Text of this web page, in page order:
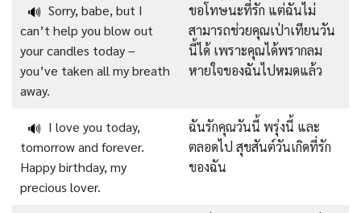
🔊 Sorry, babe, but I
can’t help you blow out
your candles today –
you’ve taken all my breath
away.
ขอโทษนะที่รัก แต่ฉันไม่
สามารถช่วยคุณเป่าเทียนวัน
นี้ได้ เพราะคุณได้พรากลม
หายใจของฉันไปหมดแล้ว
🔊 I love you today,
tomorrow and forever.
Happy birthday, my
precious lover.
ฉันรักคุณวันนี้ พรุ่งนี้ และ
ตลอดไป สุขสันต์วันเกิดที่รัก
ของฉัน